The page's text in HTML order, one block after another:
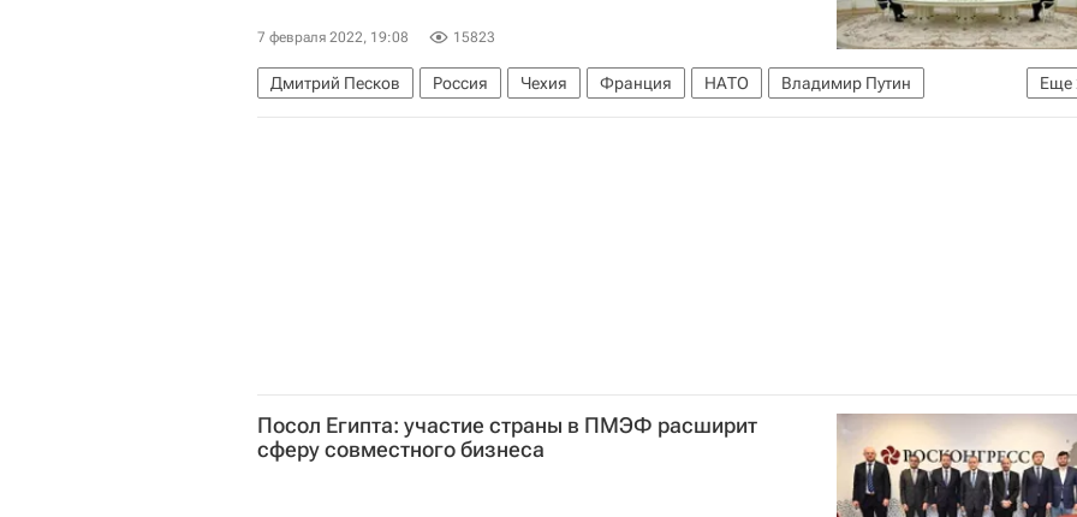
7 февраля 2022, 19:08 15823
Еще
Дмитрий Песков Россия Чехия Франция НАТО
Владимир Путин
Эммануэль Макрон
Украина
Посол Египта: участие страны в ПМЭФ расширит
сферу совместного бизнеса